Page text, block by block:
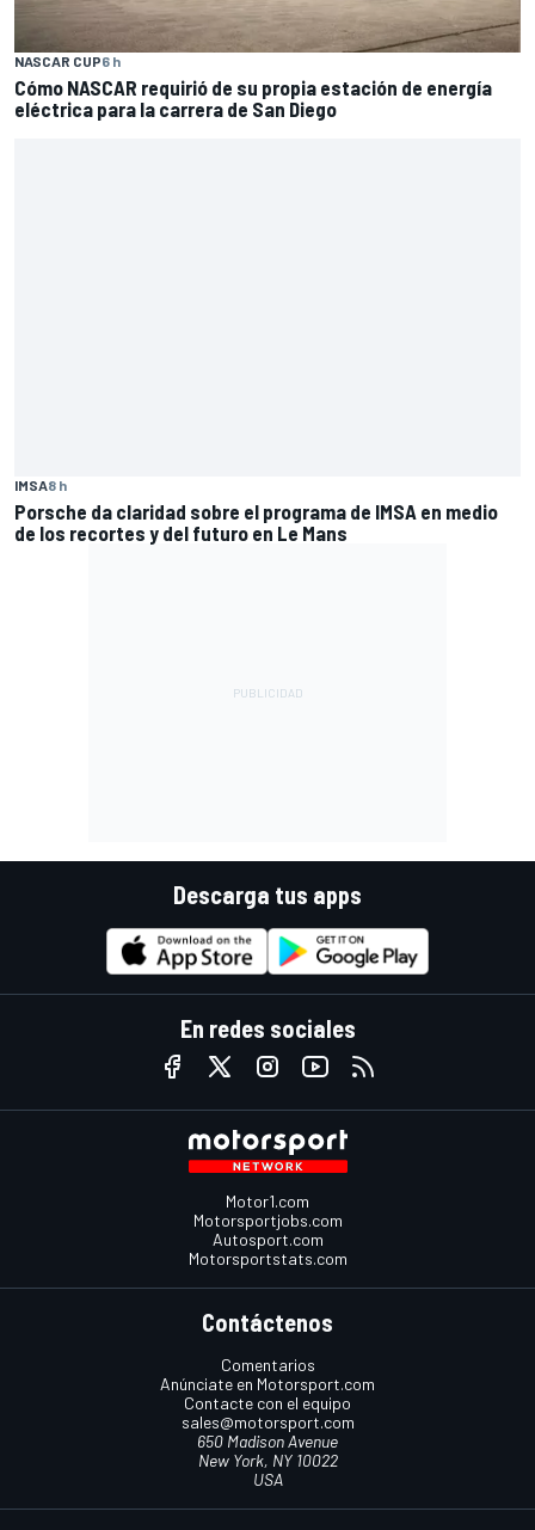
NASCAR CUP6 h
Cómo NASCAR requirió de su propia estación de energía
eléctrica para la carrera de San Diego
IMSA8 h
Porsche da claridad sobre el programa de IMSA en medio
de los recortes y del futuro en Le Mans
Descarga tus apps
En redes sociales
Motor1.com
Motorsportjobs.com
Autosport.com
Motorsportstats.com
Contáctenos
Comentarios
Anúnciate en Motorsport.com
Contacte con el equipo
sales@motorsport.com
650 Madison Avenue
New York, NY 10022
USA